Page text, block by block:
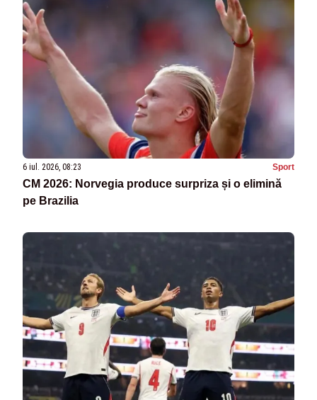
6 iul. 2026, 08:23 Sport
CM 2026: Norvegia produce surpriza și o elimină
pe Brazilia